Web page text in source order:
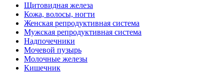
Щитовидная железа
Кожа, волосы, ногти
Женская репродуктивная система
Мужская репродуктивная система
Надпочечники
Мочевой пузырь
Молочные железы
Кишечник